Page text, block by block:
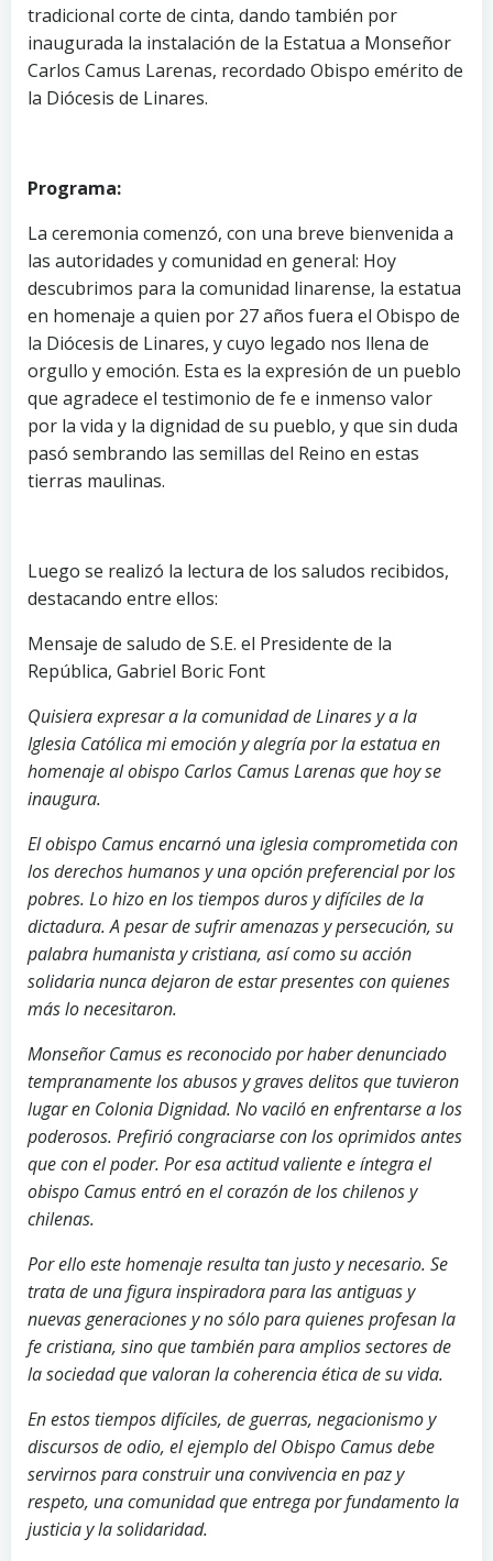
tradicional corte de cinta, dando también por
inaugurada la instalación de la Estatua a Monseñor
Carlos Camus Larenas, recordado Obispo emérito de
la Diócesis de Linares.
Programa:
La ceremonia comenzó, con una breve bienvenida a
las autoridades y comunidad en general: Hoy
descubrimos para la comunidad linarense, la estatua
en homenaje a quien por 27 años fuera el Obispo de
la Diócesis de Linares, y cuyo legado nos llena de
orgullo y emoción. Esta es la expresión de un pueblo
que agradece el testimonio de fe e inmenso valor
por la vida y la dignidad de su pueblo, y que sin duda
pasó sembrando las semillas del Reino en estas
tierras maulinas.
Luego se realizó la lectura de los saludos recibidos,
destacando entre ellos:
Mensaje de saludo de S.E. el Presidente de la
República, Gabriel Boric Font
Quisiera expresar a la comunidad de Linares y a la
Iglesia Católica mi emoción y alegría por la estatua en
homenaje al obispo Carlos Camus Larenas que hoy se
inaugura.
El obispo Camus encarnó una iglesia comprometida con
los derechos humanos y una opción preferencial por los
pobres. Lo hizo en los tiempos duros y difíciles de la
dictadura. A pesar de sufrir amenazas y persecución, su
palabra humanista y cristiana, así como su acción
solidaria nunca dejaron de estar presentes con quienes
más lo necesitaron.
Monseñor Camus es reconocido por haber denunciado
tempranamente los abusos y graves delitos que tuvieron
lugar en Colonia Dignidad. No vaciló en enfrentarse a los
poderosos. Prefirió congraciarse con los oprimidos antes
que con el poder. Por esa actitud valiente e íntegra el
obispo Camus entró en el corazón de los chilenos y
chilenas.
Por ello este homenaje resulta tan justo y necesario. Se
trata de una figura inspiradora para las antiguas y
nuevas generaciones y no sólo para quienes profesan la
fe cristiana, sino que también para amplios sectores de
la sociedad que valoran la coherencia ética de su vida.
En estos tiempos difíciles, de guerras, negacionismo y
discursos de odio, el ejemplo del Obispo Camus debe
servirnos para construir una convivencia en paz y
respeto, una comunidad que entrega por fundamento la
justicia y la solidaridad.